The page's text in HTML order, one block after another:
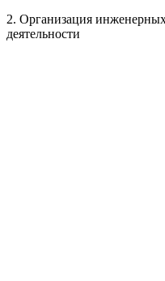
2. Организация
деятельности